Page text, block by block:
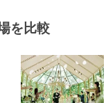
フェア一覧
を比較